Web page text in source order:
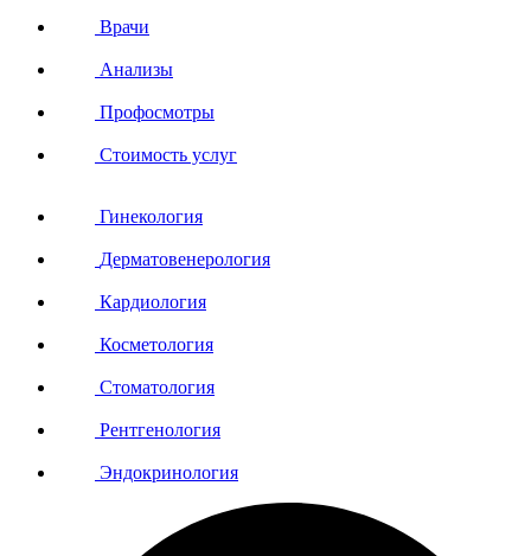
Врачи
Анализы
Профосмотры
Стоимость услуг
Гинекология
Дерматовенерология
Кардиология
Косметология
Стоматология
Рентгенология
Эндокринология